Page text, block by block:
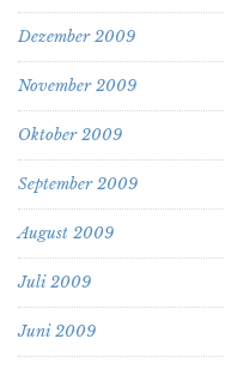
Dezember 2009
November 2009
Oktober 2009
September 2009
August 2009
Juli 2009
Juni 2009